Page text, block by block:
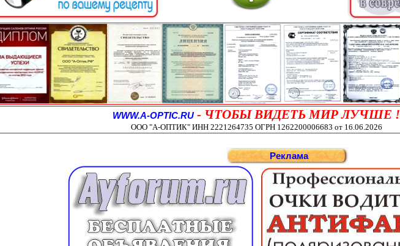
WWW.A-OPTIC.RU - ЧТОБЫ ВИДЕТЬ МИР ЛУЧШЕ !
ООО "А-ОПТИК" ИНН 2221264735 ОГРН 1262200006683 от 16.06.2026
Реклама